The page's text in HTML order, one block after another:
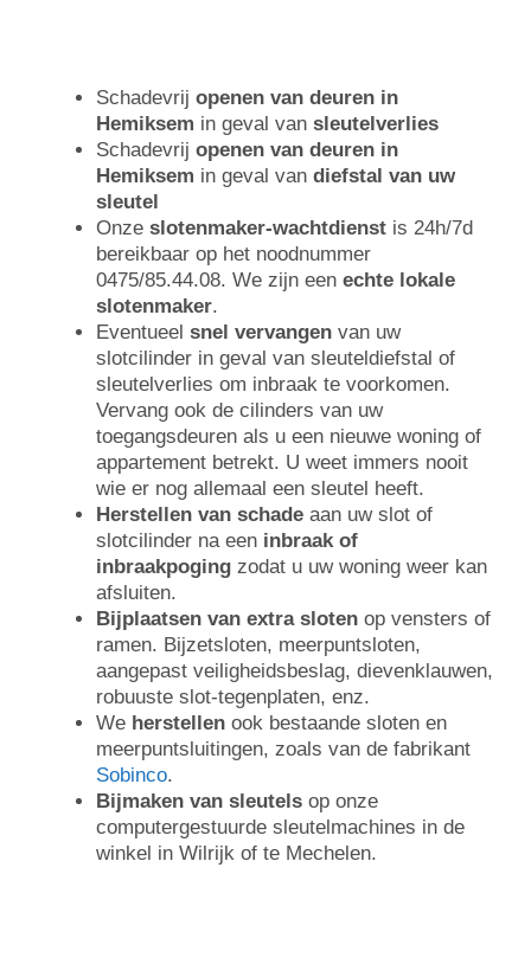
Schadevrij openen van deuren in
Hemiksem in geval van sleutelverlies
Schadevrij openen van deuren in
Hemiksem in geval van diefstal van uw
sleutel
Onze slotenmaker-wachtdienst is 24h/7d
bereikbaar op het noodnummer
0475/85.44.08. We zijn een echte lokale
slotenmaker.
Eventueel snel vervangen van uw
slotcilinder in geval van sleuteldiefstal of
sleutelverlies om inbraak te voorkomen.
Vervang ook de cilinders van uw
toegangsdeuren als u een nieuwe woning of
appartement betrekt. U weet immers nooit
wie er nog allemaal een sleutel heeft.
Herstellen van schade aan uw slot of
slotcilinder na een inbraak of
inbraakpoging zodat u uw woning weer kan
afsluiten.
Bijplaatsen van extra sloten op vensters of
ramen. Bijzetsloten, meerpuntsloten,
aangepast veiligheidsbeslag, dievenklauwen,
robuuste slot-tegenplaten, enz.
We herstellen ook bestaande sloten en
meerpuntsluitingen, zoals van de fabrikant
Sobinco.
Bijmaken van sleutels op onze
computergestuurde sleutelmachines in de
winkel in Wilrijk of te Mechelen.